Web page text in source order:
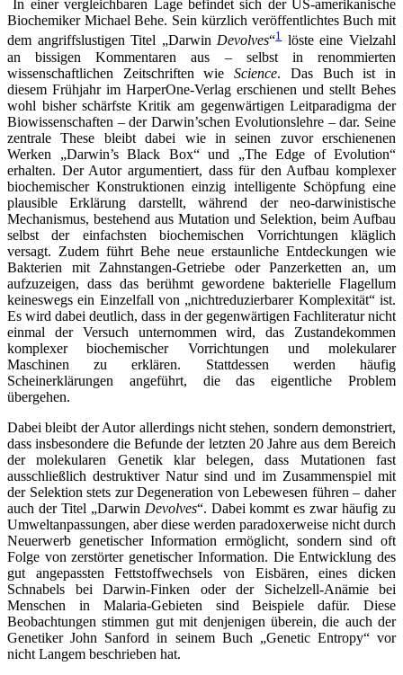
In einer vergleichbaren Lage befindet sich der US-amerikanische
Biochemiker Michael Behe. Sein kürzlich veröffentlichtes Buch mit
dem angriffslustigen Titel „DarwinDevolves“1löste eine Vielzahl
an bissigen Kommentaren aus – selbst in renommierten
wissenschaftlichen Zeitschriften wieScience. Das Buch ist in
diesem Frühjahr im HarperOne-Verlag erschienen und stellt Behes
wohl bisher schärfste Kritik am gegenwärtigen Leitparadigma der
Biowissenschaften – der Darwin’schen Evolutionslehre – dar. Seine
zentrale These bleibt dabei wie in seinen zuvor erschienenen
Werken „Darwin’s Black Box“ und „The Edge of Evolution“
erhalten. Der Autor argumentiert, dass für den Aufbau komplexer
biochemischer Konstruktionen einzig intelligente Schöpfung eine
plausible Erklärung darstellt, während der neo-darwinistische
Mechanismus, bestehend aus Mutation und Selektion, beim Aufbau
selbst der einfachsten biochemischen Vorrichtungen kläglich
versagt. Zudem führt Behe neue erstaunliche Entdeckungen wie
Bakterien mit Zahnstangen-Getriebe oder Panzerketten an, um
aufzuzeigen, dass das berühmt gewordene bakterielle Flagellum
keineswegs ein Einzelfall von „nichtreduzierbarer Komplexität“ ist.
Es wird dabei deutlich, dass in der gegenwärtigen Fachliteratur nicht
einmal der Versuch unternommen wird, das Zustandekommen
komplexer biochemischer Vorrichtungen und molekularer
Maschinen zu erklären. Stattdessen werden häufig
Scheinerklärungen angeführt, die das eigentliche Problem
übergehen.
Dabei bleibt der Autor allerdings nicht stehen, sondern demonstriert,
dass insbesondere die Befunde der letzten 20 Jahre aus dem Bereich
der molekularen Genetik klar belegen, dass Mutationen fast
ausschließlich destruktiver Natur sind und im Zusammenspiel mit
der Selektion stets zur Degeneration von Lebewesen führen – daher
auch der Titel „Darwin Devolves“. Dabei kommt es zwar häufig zu
Umweltanpassungen, aber diese werden paradoxerweise nicht durch
Neuerwerb genetischer Information ermöglicht, sondern sind oft
Folge von zerstörter genetischer Information. Die Entwicklung des
gut angepassten Fettstoffwechsels von Eisbären, eines dicken
Schnabels bei Darwin-Finken oder der Sichelzell-Anämie bei
Menschen in Malaria-Gebieten sind Beispiele dafür. Diese
Beobachtungen stimmen gut mit denjenigen überein, die auch der
Genetiker John Sanford in seinem Buch „Genetic Entropy“ vor
nicht Langem beschrieben hat.